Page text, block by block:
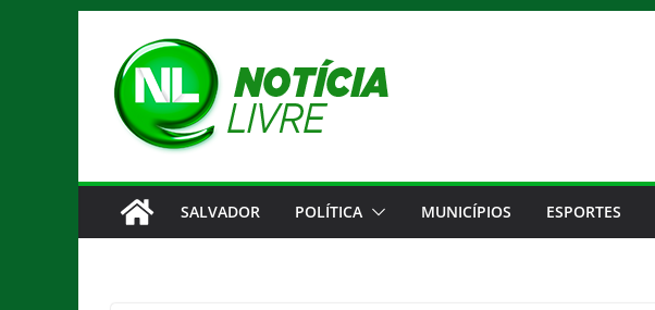
conteúdo
SALVADOR POLÍTICA MUNICÍPIOS ESPORTES